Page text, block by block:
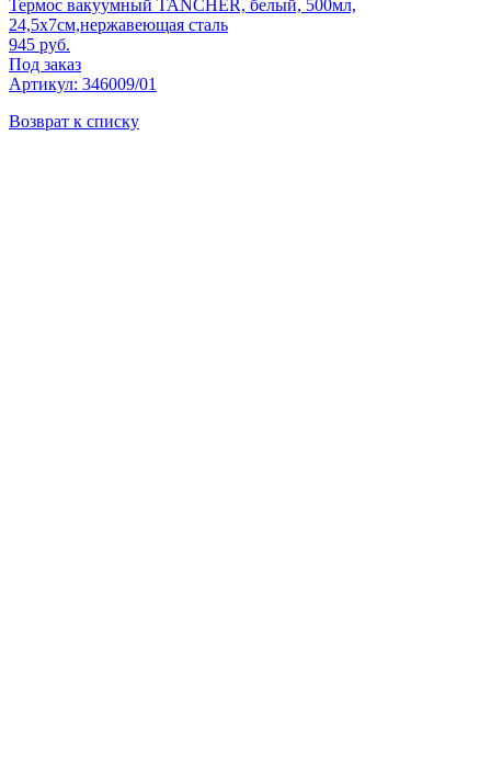
Термос вакуумный TANCHER, белый, 500мл,
24,5х7см,нержавеющая сталь
945 руб.
Под заказ
Артикул: 346009/01
Возврат к списку